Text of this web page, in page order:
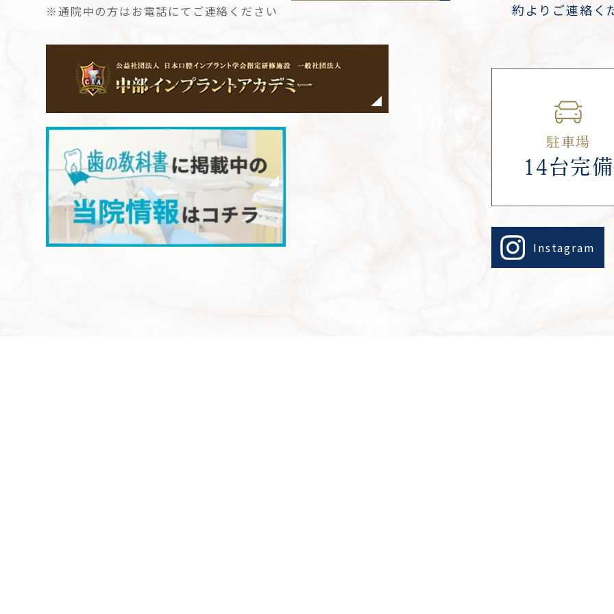
※通院中の方はお電話にてご連絡ください 約よりご連絡く
駐車場
14台完備
Instagram